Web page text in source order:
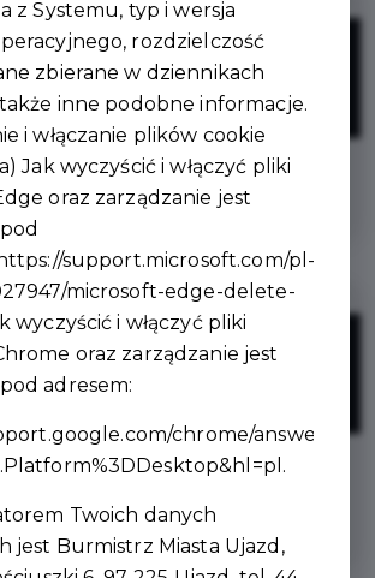
5%
ZNIŻKI
strzyżenie męskie
5%
VIP COMBO ( włosy, broda,
wosk, brwi )
z Systemu, typ i wersja
rozdzielczość
zbierane w dziennikach
inne podobne informacje.
i włączanie plików cookie
Jak wyczyścić i włączyć pliki
oraz zarządzanie jest
https://support.microsoft.com/pl-
microsoft-edge-delete-
wyczyścić i włączyć pliki
oraz zarządzanie jest
adresem:
chrome/answer/
.
Twoich danych
jest Burmistrz Miasta Ujazd,